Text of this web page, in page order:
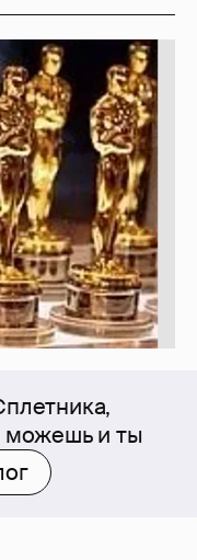
можешь и ты